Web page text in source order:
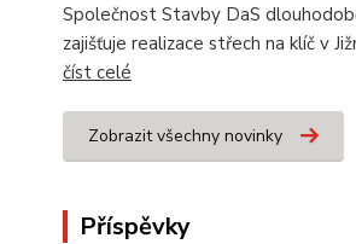
Společnost Stavby DaS
zajišťuje realizace střech na klíč v
číst celé
Zobrazit všechny novinky
Příspěvky